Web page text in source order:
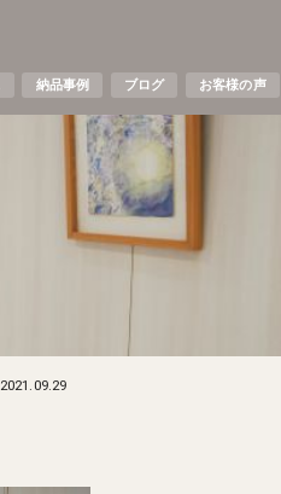
納品事例 ブログ お客様の声
2021.09.29